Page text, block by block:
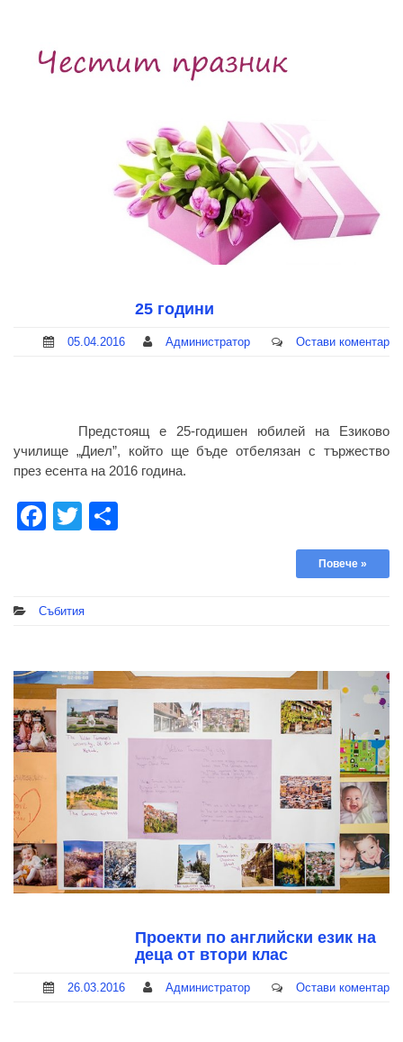
25 години
05.04.2016 Администратор Остави коментар
Предстоящ е 25-годишен юбилей на Езиково
училище „Диел”, който ще бъде отбелязан с тържество
през есента на 2016 година.
Facebook
Twitter
Повече »
Събития
Проекти по английски език на
деца от втори клас
26.03.2016 Администратор Остави коментар